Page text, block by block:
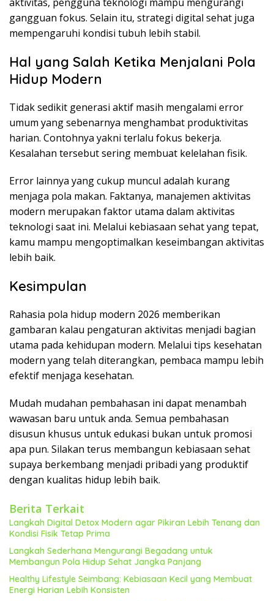
gangguan fokus. Selain itu, strategi digital sehat juga
mempengaruhi kondisi tubuh lebih stabil.
Hal yang Salah Ketika Menjalani Pola
Hidup Modern
Tidak sedikit generasi aktif masih mengalami error
umum yang sebenarnya menghambat produktivitas
harian. Contohnya yakni terlalu fokus bekerja.
Kesalahan tersebut sering membuat kelelahan fisik.
Error lainnya yang cukup muncul adalah kurang
menjaga pola makan. Faktanya, manajemen aktivitas
modern merupakan faktor utama dalam aktivitas
teknologi saat ini. Melalui kebiasaan sehat yang tepat,
kamu mampu mengoptimalkan keseimbangan aktivitas
lebih baik.
Kesimpulan
Rahasia pola hidup modern 2026 memberikan
gambaran kalau pengaturan aktivitas menjadi bagian
utama pada kehidupan modern. Melalui tips kesehatan
modern yang telah diterangkan, pembaca mampu lebih
efektif menjaga kesehatan.
Mudah mudahan pembahasan ini dapat menambah
wawasan baru untuk anda. Semua pembahasan
disusun khusus untuk edukasi bukan untuk promosi
apa pun. Silakan terus membangun kebiasaan sehat
supaya berkembang menjadi pribadi yang produktif
dengan kualitas hidup lebih baik.
Berita Terkait
Langkah Digital Detox Modern agar Pikiran Lebih Tenang dan
Kondisi Fisik Tetap Prima
Langkah Sederhana Mengurangi Begadang untuk
Membangun Pola Hidup Sehat Jangka Panjang
Healthy Lifestyle Seimbang: Kebiasaan Kecil yang Membuat
Energi Harian Lebih Konsisten